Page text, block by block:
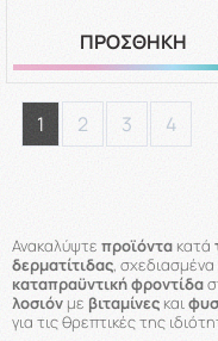
ΠΡΟΣΘΗΚΗ
1 2 3 4
Ανακαλύψτε προϊόντα κατά
δερματίτιδας,
καταπραϋντική φροντίδα
λοσιόν με βιταμίνες και
για τις θρεπτικές της